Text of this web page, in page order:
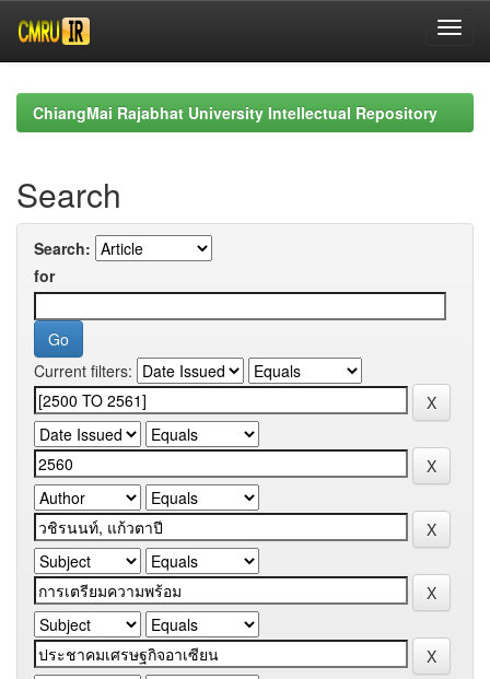
navigationChiangMai Rajabhat University Intellectual Repository
Search
Search:
for
Current filters: